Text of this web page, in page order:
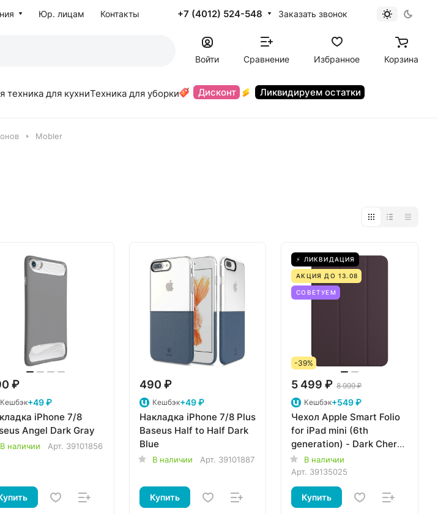
Юр. лицам Контакты +7 (4012) 524-548 Заказать звонок
Войти Сравнение Избранное Корзина
техника для кухниТехника для уборки Дисконт Ликвидируем остатки
Mobler
₽
Кешбэк+49 ₽
iPhone 7/8
Angel Dark Gray
В наличии Арт. 39101856
490 ₽
Кешбэк+49 ₽
Накладка iPhone 7/8 Plus
Baseus Half to Half Dark
Blue
В наличии Арт. 39101887
Купить
⚡ ЛИКВИДАЦИЯ
АКЦИЯ ДО 13.08
СОВЕТУЕМ
-39%
5 499 ₽ 8 999 ₽
Кешбэк+549 ₽
Чехол Apple Smart Folio
for iPad mini (6th
generation) - Dark Cherry
MM6K3ZM/A
В наличии
Арт. 39135025
Купить